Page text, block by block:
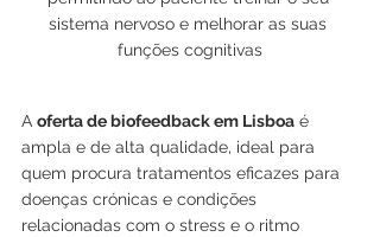
sistema nervoso e melhorar as suas
funções cognitivas
A oferta de biofeedback em Lisboa é
ampla e de alta qualidade, ideal para
quem procura tratamentos eficazes para
doenças crónicas e condições
relacionadas com o stress e o ritmo